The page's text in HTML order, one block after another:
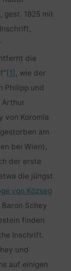
gest. 1825 mit
die
[1] , wie der
Philipp und
Arthur
von Koromla
am
bei Wien),
der erste
die jüngst
von Közseg
Schey
finden
Inschrift.
und
auf einigen